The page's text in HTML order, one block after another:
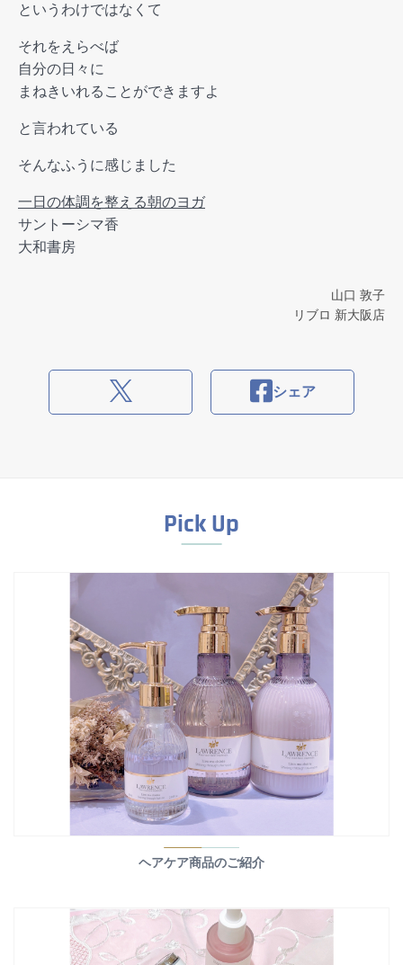
というわけではなくて
それをえらべば
自分の日々に
まねきいれることができますよ
と言われている
そんなふうに感じました
一日の体調を整える朝のヨガ
サントーシマ香
大和書房
山口 敦子
リブロ 新大阪店
シェア
Pick Up
ヘアケア商品のご紹介